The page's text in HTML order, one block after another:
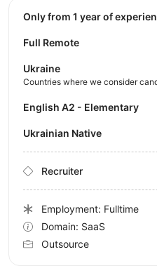
Only from 1 year of
Full Remote
Ukraine
Countries where we consider
English A2 - Elementary
Ukrainian Native
Recruiter
Employment: Fulltime
Domain: SaaS
Outsource